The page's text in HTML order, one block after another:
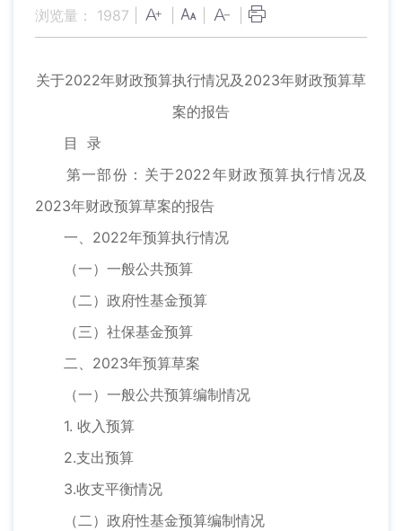
浏览量： 1987
关于2022年财政预算执行情况及2023年财政预算草
案的报告
目 录
第一部份：关于2022年财政预算执行情况及
2023年财政预算草案的报告
一、2022年预算执行情况
（一）一般公共预算
（二）政府性基金预算
（三）社保基金预算
二、2023年预算草案
（一）一般公共预算编制情况
1. 收入预算
2.支出预算
3.收支平衡情况
（二）政府性基金预算编制情况